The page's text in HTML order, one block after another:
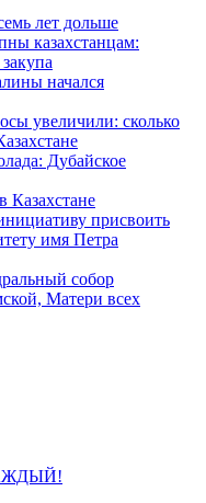
лет дольше
казахстанцам:
начался
увеличили: сколько
Дубайское
Казахстане
присвоить
имя Петра
собор
Матери всех